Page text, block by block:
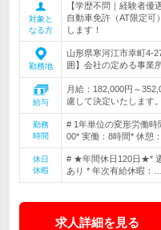
対象と
なる方
【学歴不問｜経験者
自動車免許（AT限定
します！
勤務地
山形県寒河江市幸町4-
囲】会社の定める事業
給与
月給：182,000円～
慮して決定いたします
勤務
時間
# 1年単位の変形労働時
00* 実働：8時間* 休憩
休日
休暇
# ★年間休日120日★*
あり * 年次有給休暇：…
求人詳細を見る